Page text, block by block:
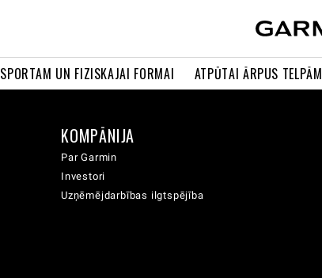
SPORTAM UN FIZISKAJAI FORMAI ATPŪTAI ĀRPUS TELPĀM
KOMPĀNIJA
Par Garmin
Investori
Uzņēmējdarbības ilgtspējība